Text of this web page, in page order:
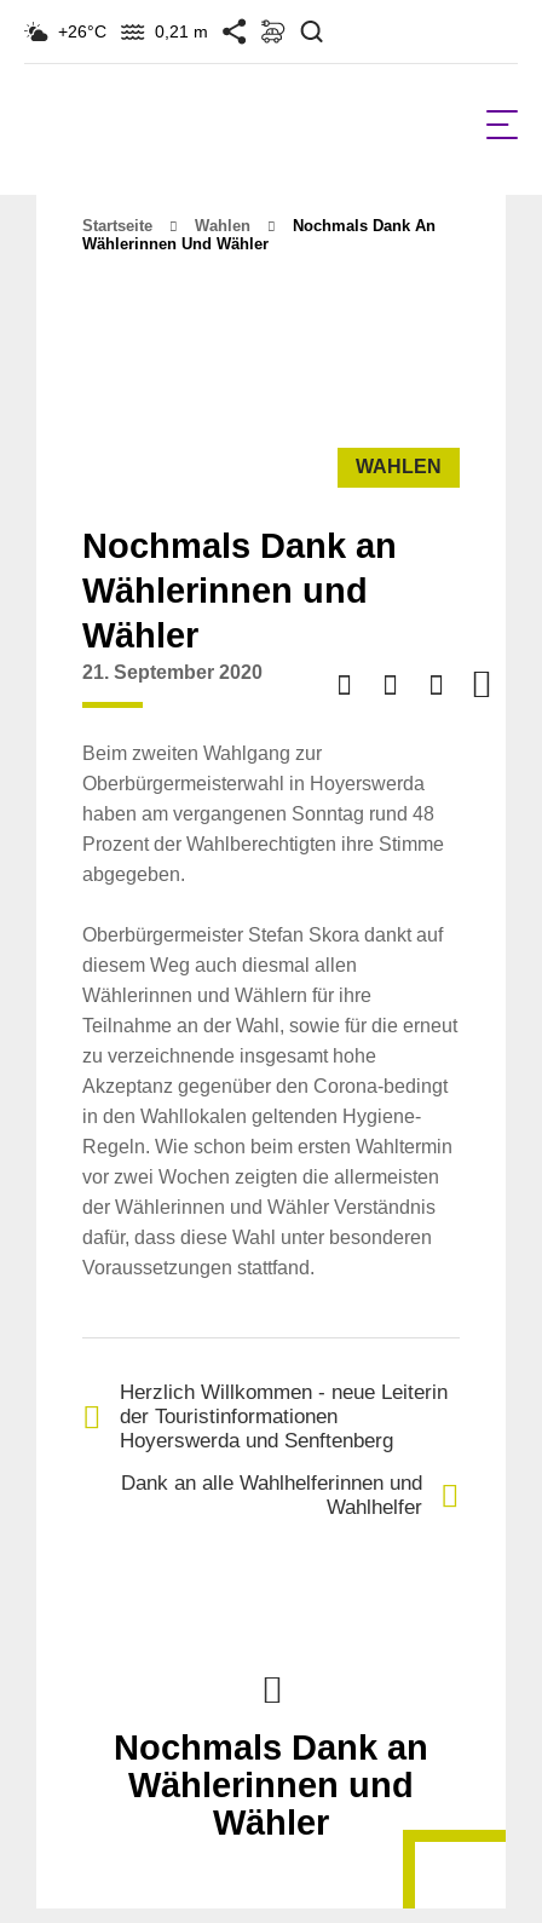
+26°C 0,21 m
Startseite Wahlen
Nochmals Dank An
Wählerinnen Und Wähler
WAHLEN
Nochmals Dank an
Wählerinnen und
Wähler
21. September 2020
Beim zweiten Wahlgang zur
Oberbürgermeisterwahl in Hoyerswerda
haben am vergangenen Sonntag rund 48
Prozent der Wahlberechtigten ihre Stimme
abgegeben.
Oberbürgermeister Stefan Skora dankt auf
diesem Weg auch diesmal allen
Wählerinnen und Wählern für ihre
Teilnahme an der Wahl, sowie für die erneut
zu verzeichnende insgesamt hohe
Akzeptanz gegenüber den Corona-bedingt
in den Wahllokalen geltenden Hygiene-
Regeln. Wie schon beim ersten Wahltermin
vor zwei Wochen zeigten die allermeisten
der Wählerinnen und Wähler Verständnis
dafür, dass diese Wahl unter besonderen
Voraussetzungen stattfand.
Herzlich Willkommen - neue Leiterin
der Touristinformationen
Hoyerswerda und Senftenberg
Dank an alle Wahlhelferinnen und
Wahlhelfer
Nochmals Dank an
Wählerinnen und
Wähler